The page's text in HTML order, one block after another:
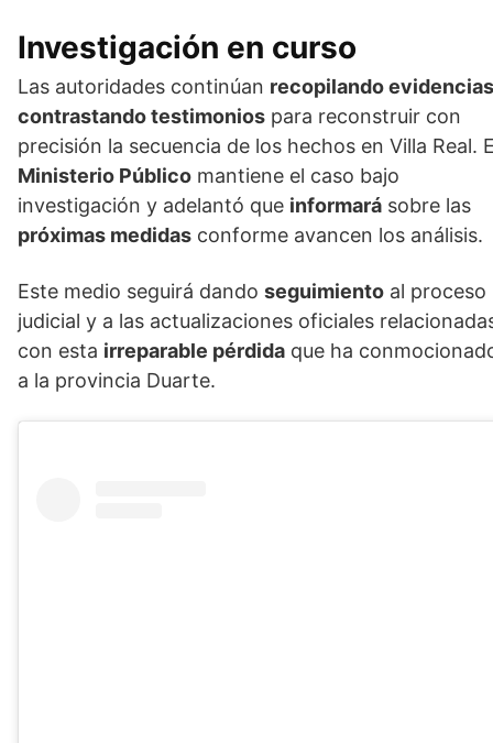
Investigación en curso
Las autoridades continúan recopilando evidencias
contrastando testimonios para reconstruir con
precisión la secuencia de los hechos en Villa Real.
Ministerio Público mantiene el caso bajo
investigación y adelantó que informará sobre las
próximas medidas conforme avancen los análisis.
Este medio seguirá dando seguimiento al proceso
judicial y a las actualizaciones oficiales
con esta irreparable pérdida que ha
a la provincia Duarte.